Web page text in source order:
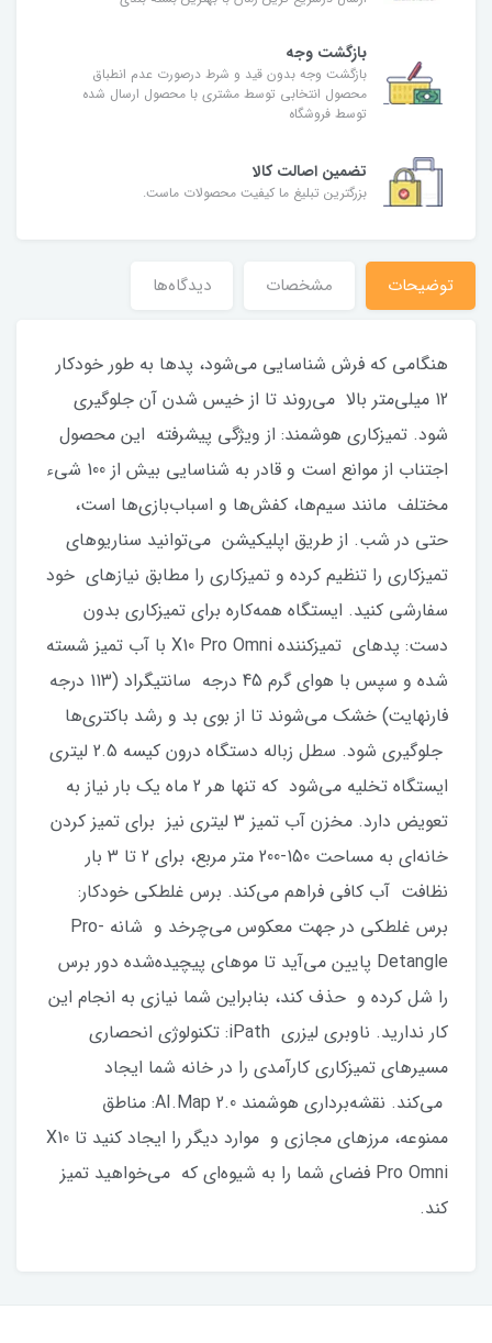
بازگشت وجه
بازگشت وجه بدون قید و شرط درصورت عدم انطباق
محصول انتخابی توسط مشتری با محصول ارسال شده
توسط فروشگاه
تضمین اصالت کالا
بزرگترین تبلیغ ما کیفیت محصولات ماست.
توضیحات مشخصات دیدگاه‌ها
هنگامی که فرش شناسایی می‌شود، پدها به طور خودکار
12 میلی‌متر بالا می‌روند تا از خیس شدن آن جلوگیری
شود. تمیزکاری هوشمند: از ویژگی پیشرفته این محصول
اجتناب از موانع است و قادر به شناسایی بیش از 100 شیء
مختلف مانند سیم‌ها، کفش‌ها و اسباب‌بازی‌ها است،
حتی در شب. از طریق اپلیکیشن می‌توانید سناریوهای
تمیزکاری را تنظیم کرده و تمیزکاری را مطابق نیازهای خود
سفارشی کنید. ایستگاه همه‌کاره برای تمیزکاری بدون
دست: پدهای تمیزکننده X10 Pro Omni با آب تمیز شسته
شده و سپس با هوای گرم 45 درجه سانتیگراد (113 درجه
فارنهایت) خشک می‌شوند تا از بوی بد و رشد باکتری‌ها
جلوگیری شود. سطل زباله دستگاه درون کیسه 2.5 لیتری
ایستگاه تخلیه می‌شود که تنها هر 2 ماه یک بار نیاز به
تعویض دارد. مخزن آب تمیز 3 لیتری نیز برای تمیز کردن
خانه‌ای به مساحت 150-200 متر مربع، برای 2 تا 3 بار
نظافت آب کافی فراهم می‌کند. برس غلطکی خودکار:
برس غلطکی در جهت معکوس می‌چرخد و شانه Pro-
Detangle پایین می‌آید تا موهای پیچیده‌شده دور برس
را شل کرده و حذف کند، بنابراین شما نیازی به انجام این
کار ندارید. ناوبری لیزری iPath: تکنولوژی انحصاری
مسیرهای تمیزکاری کارآمدی را در خانه شما ایجاد
می‌کند. نقشه‌برداری هوشمند AI.Map 2.0: مناطق
ممنوعه، مرزهای مجازی و موارد دیگر را ایجاد کنید تا X10
Pro Omni فضای شما را به شیوه‌ای که می‌خواهید تمیز
کند.